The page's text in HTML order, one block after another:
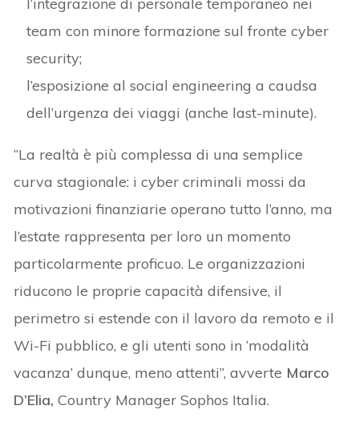
team con minore formazione sul fronte cyber
security;
l’esposizione al social engineering a caudsa
dell’urgenza dei viaggi (anche last-minute).
“La realtà è più complessa di una semplice
curva stagionale: i cyber criminali mossi da
motivazioni finanziarie operano tutto l’anno, ma
l’estate rappresenta per loro un momento
particolarmente proficuo. Le organizzazioni
riducono le proprie capacità difensive, il
perimetro si estende con il lavoro da remoto e il
Wi-Fi pubblico, e gli utenti sono in ‘modalità
vacanza’ dunque, meno attenti”, avverte Marco
D’Elia, Country Manager Sophos Italia.